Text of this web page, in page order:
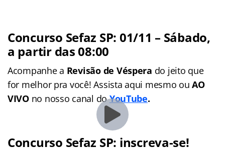
Concurso Sefaz SP: 01/11 – Sábado,
a partir das 08:00
Acompanhe a Revisão de Véspera do jeito que
for melhor pra você! Assista aqui mesmo ouAO
VIVO no nosso canal doYouTube.
Concurso Sefaz SP: inscreva-se!